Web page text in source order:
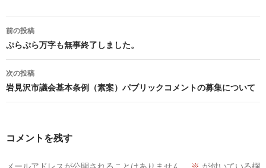
稿
ビ
ゲ
ー
ョ
前の投稿
ぷらぷら万字も無事終了しました。
次の投稿
岩見沢市議会基本条例（素案）パブリックコメントの募集について
コメントを残す